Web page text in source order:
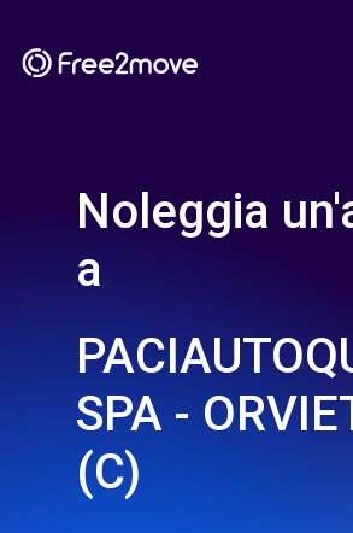
Noleggia
a
SPA -
(C)